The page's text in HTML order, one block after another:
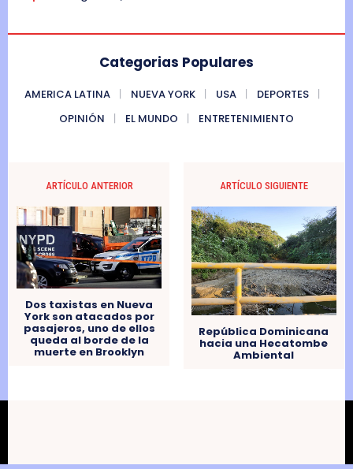
Categorias Populares
AMERICA LATINA NUEVA YORK USA
DEPORTES
OPINIÓN
EL MUNDO ENTRETENIMIENTO
ARTÍCULO ANTERIOR
Dos taxistas en Nueva
York son atacados por
pasajeros, uno de ellos
queda al borde de la
muerte en Brooklyn
ARTÍCULO SIGUIENTE
República Dominicana
hacia una Hecatombe
Ambiental